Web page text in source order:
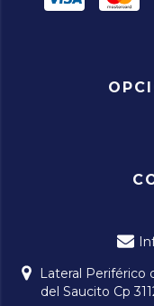
Lateral Periférico
del Saucito Cp